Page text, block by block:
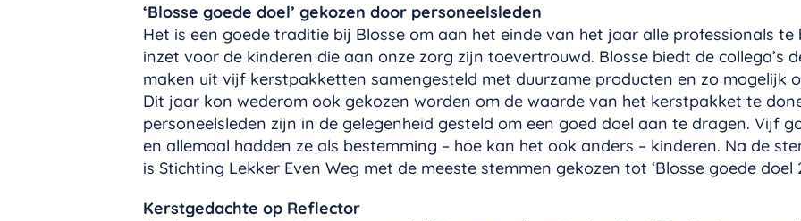
‘Blosse goede doel’ gekozen door personeelsleden
Het is een goede traditie bij Blosse om aan het einde van het jaar alle professionals
inzet voor de kinderen die aan onze zorg zijn toevertrouwd. Blosse biedt de collega’s
maken uit vijf kerstpakketten samengesteld met duurzame producten en zo mogelijk
Dit jaar kon wederom ook gekozen worden om de waarde van het kerstpakket te
personeelsleden zijn in de gelegenheid gesteld om een goed doel aan te dragen. Vijf
en allemaal hadden ze als bestemming – hoe kan het ook anders – kinderen. Na de
is Stichting Lekker Even Weg met de meeste stemmen gekozen tot ‘Blosse goede doel
Kerstgedachte op Reflector